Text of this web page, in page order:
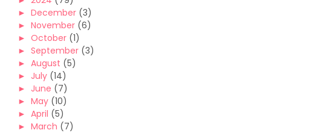
► December (3)
► November (6)
► October (1)
► September (3)
► August (5)
► July (14)
► June (7)
► May (10)
► April (5)
► March (7)